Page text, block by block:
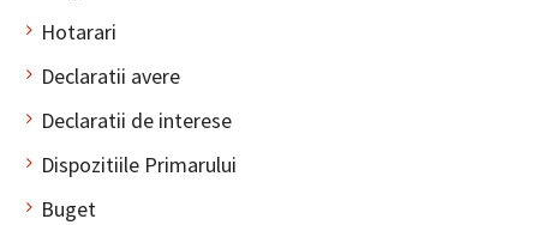
Hotarari
Declaratii avere
Declaratii de interese
Dispozitiile Primarului
Buget